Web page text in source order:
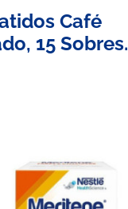
Café
15 Sobres.